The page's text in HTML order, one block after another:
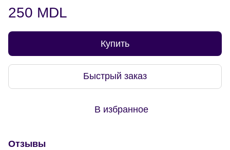
250 MDL
Купить
Быстрый заказ
В избранное
Отзывы